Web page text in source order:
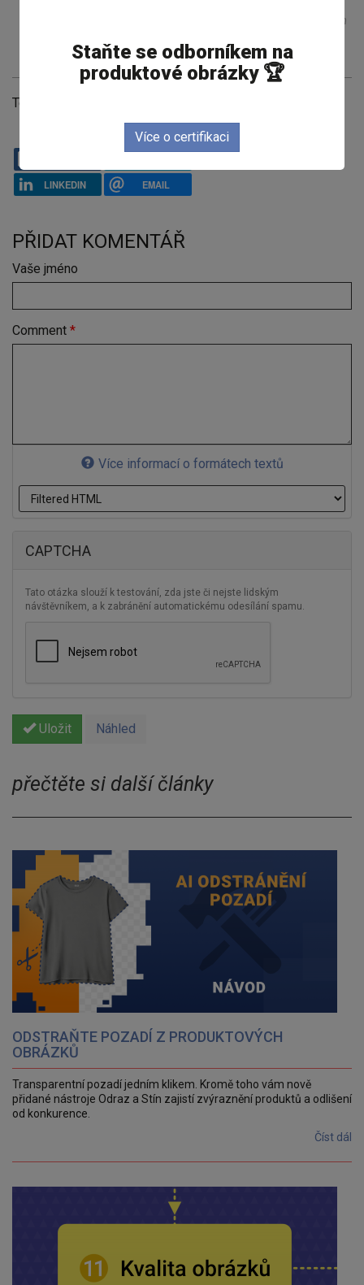
motto: "Kudy chodím, tudy jdu, a kde zastavím, tam
Témata
LINKEDIN
EMAIL
PŘIDAT KOMENTÁŘ
Vaše jméno
Comment *
Více informací o formátech textů
CAPTCHA
Tato otázka slouží k testování, zda jste či nejste lidským
návštěvníkem, a k zabránění automatickému odesílání spamu.
Uložit Náhled
přečtěte si další články
ODSTRAŇTE POZADÍ Z PRODUKTOVÝCH
OBRÁZKŮ
Transparentní pozadí jedním klikem. Kromě toho vám nově
přidané nástroje Odraz a Stín zajistí zvýraznění produktů a odlišení
od konkurence.
Číst dál
Staňte se odborníkem na
produktové obrázky 🏆
Více o certifikaci